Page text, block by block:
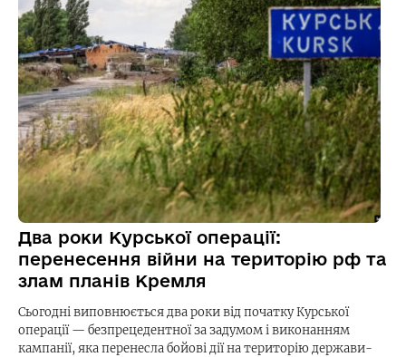
Два роки Курської операції:
перенесення війни на територію рф та
злам планів Кремля
Сьогодні виповнюється два роки від початку Курської
операції — безпрецедентної за задумом і виконанням
кампанії, яка перенесла бойові дії на територію держави-